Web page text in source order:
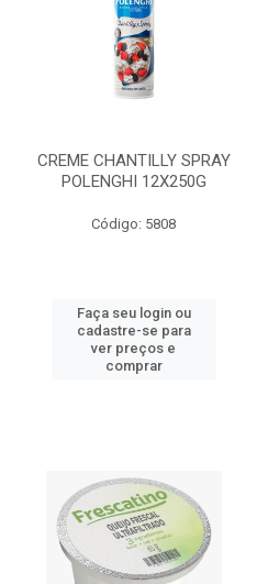
CREME CHANTILLY SPRAY
POLENGHI 12X250G
Código: 5808
Faça seu login ou
cadastre-se para
ver preços e
comprar